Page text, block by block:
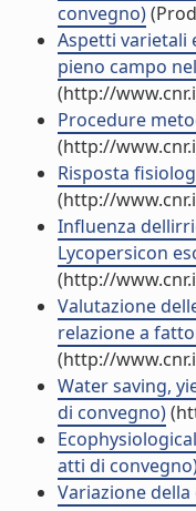
convegno)
Aspetti varietali
pieno campo
(http://
Procedure
(http://
Risposta
(http://
Influenza
Lycopersicon
(http://
Valutazione
relazione a
(http://
Water saving,
di convegno)
atti di
Variazione